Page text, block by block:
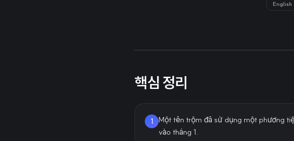
English
핵심 정리
1
Một tên trộm đã sử dụng một phương
vào tháng 1.